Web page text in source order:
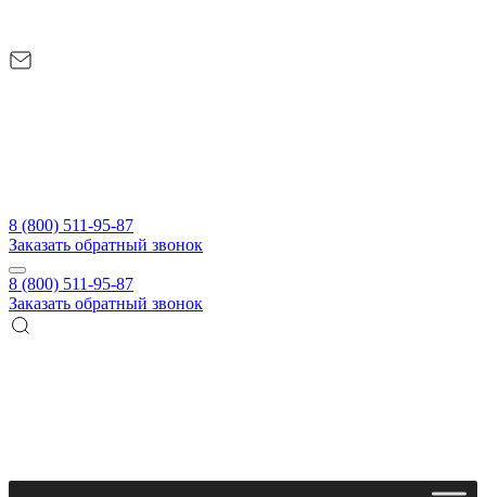
8 (800) 511-95-87
Заказать обратный звонок
8 (800) 511-95-87
Заказать обратный звонок